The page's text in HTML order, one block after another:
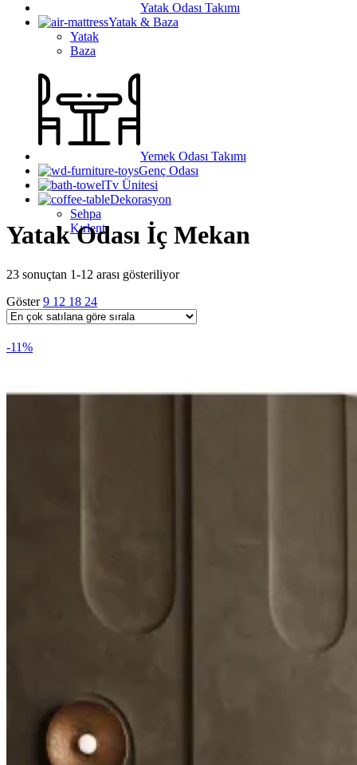
Yatak Odası Takımı
Yatak & Baza
Yatak
Baza
Yemek Odası Takımı
Genç Odası
Tv Ünitesi
Dekorasyon
Sehpa
Kırlent
Yatak Odası İç Mekan
23 sonuçtan 1-12 arası gösteriliyorPopülerliğe
Göster9 12 18 24
-11%